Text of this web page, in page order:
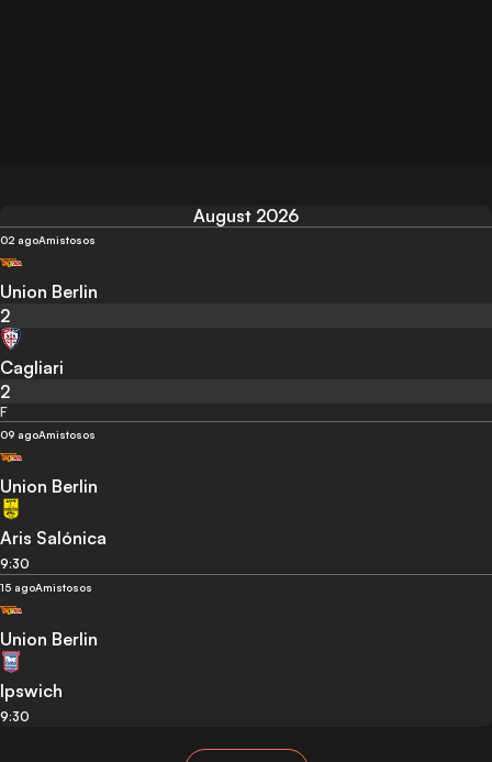
August 2026
02 agoAmistosos
Union Berlin
2
Cagliari
2
F
09 agoAmistosos
Union Berlin
Aris Salónica
9:30
15 agoAmistosos
Union Berlin
Ipswich
9:30